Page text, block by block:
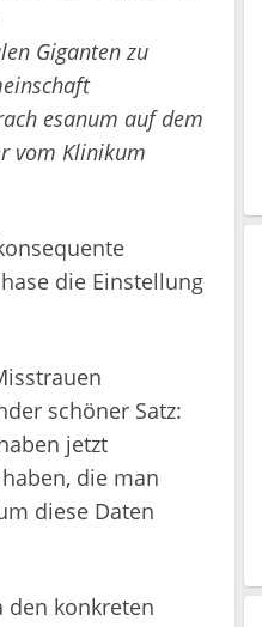
Giganten zu
esanum auf dem
vom Klinikum
die Einstellung
schöner Satz:
jetzt
die man
diese Daten
den konkreten